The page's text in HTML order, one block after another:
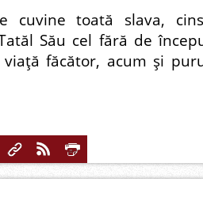
cuvine toată slava,
Său cel fără de
viaţă făcător, acum şi